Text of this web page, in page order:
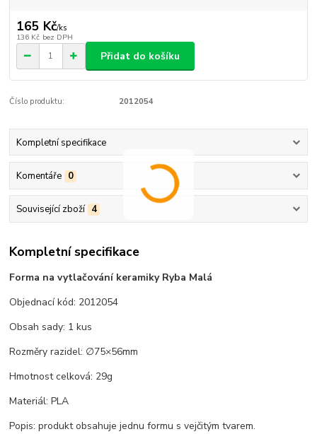
165 Kč/ks
136 Kč bez DPH
Přidat do košíku
Číslo produktu: 2012054
Kompletní specifikace
Komentáře 0
Související zboží 4
Kompletní specifikace
Forma na vytlačování keramiky Ryba Malá
Objednací kód: 2012054
Obsah sady: 1 kus
Rozměry razidel: ∅75×56mm
Hmotnost celková: 29g
Materiál: PLA
Popis: produkt obsahuje jednu formu s vejčitým tvarem.